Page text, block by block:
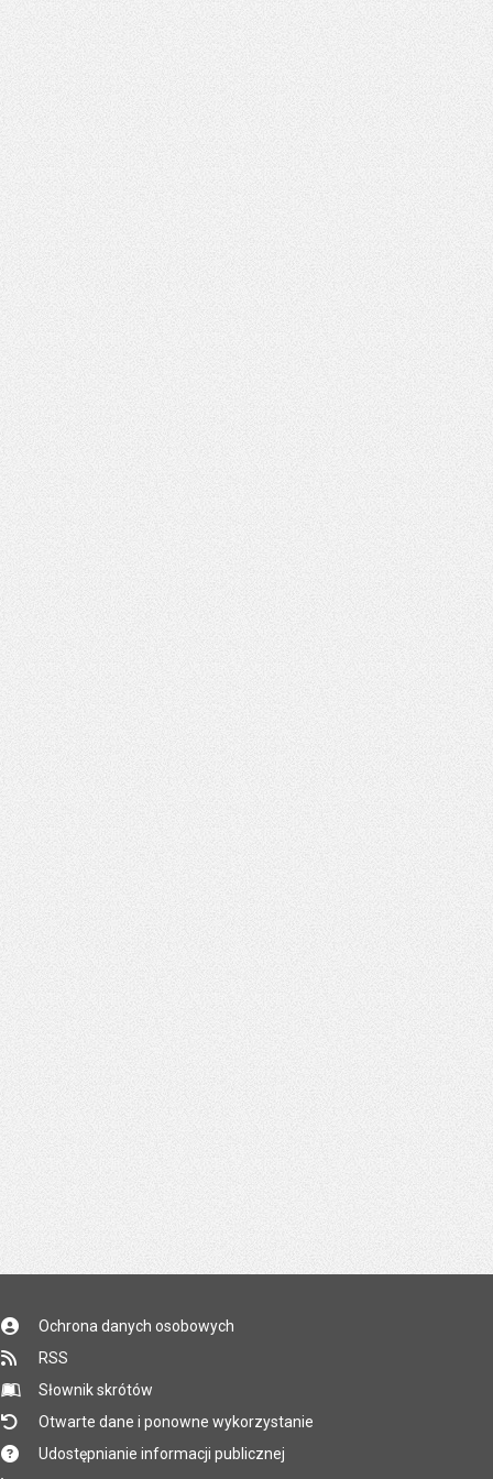
Ochrona danych osobowych
RSS
Słownik skrótów
Otwarte dane i ponowne wykorzystanie
Udostępnianie informacji publicznej